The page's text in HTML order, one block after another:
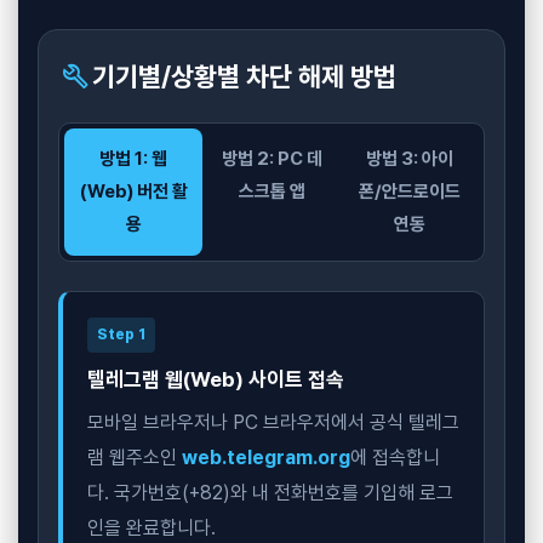
build기기별/상황별 차단 해제 방법
방법 1: 웹
(Web) 버전 활
용
방법 2: PC 데
스크톱 앱
방법 3: 아이
폰/안드로이드
연동
Step 1
텔레그램 웹(Web) 사이트 접속
모바일 브라우저나 PC 브라우저에서 공식 텔레그
램 웹주소인 web.telegram.org에 접속합니
다. 국가번호(+82)와 내 전화번호를 기입해 로그
인을 완료합니다.